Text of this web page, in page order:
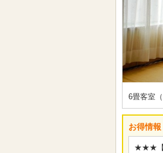
6畳客室（
お得情報
★★★【